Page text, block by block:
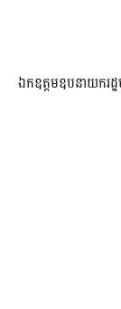
ឯកឧត្តមឧបនាយករដ្ឋ